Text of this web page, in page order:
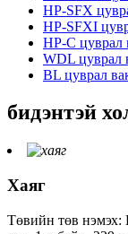
HP-SFX
HP-SFXI
HP-C цуврал
WDL цуврал
BL цуврал
бидэнтэй
Хаяг
Төвийн төв